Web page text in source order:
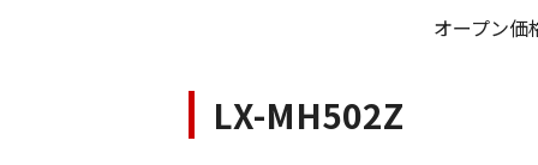
オープン価
LX-MH502Z